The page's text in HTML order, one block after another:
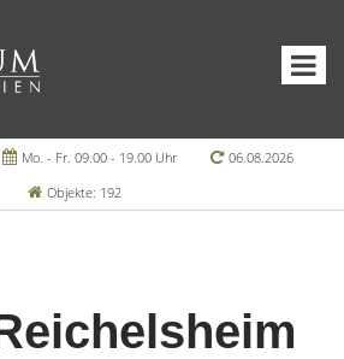
Mo. - Fr. 09.00 - 19.00 Uhr
06.08.2026
Objekte: 192